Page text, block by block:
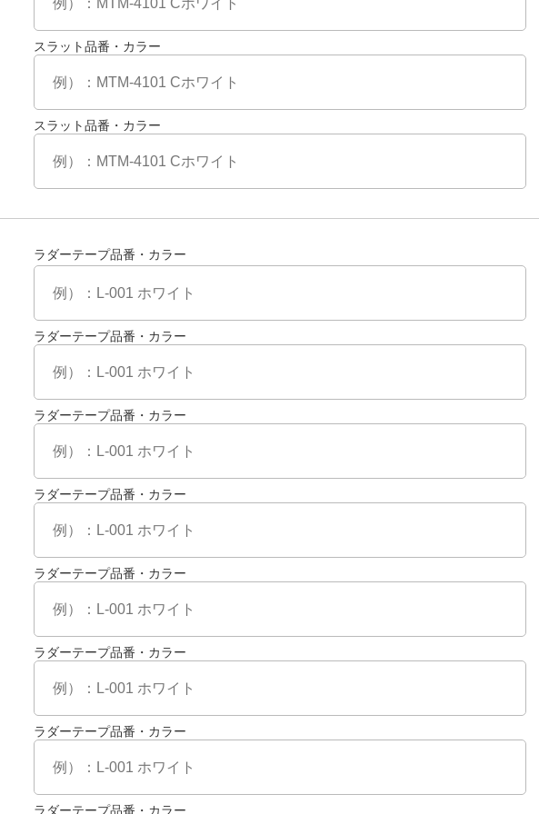
スラット品番・カラー
スラット品番・カラー
ラダーテープ品番・カラー
ラダーテープ品番・カラー
ラダーテープ品番・カラー
ラダーテープ品番・カラー
ラダーテープ品番・カラー
ラダーテープ品番・カラー
ラダーテープ品番・カラー
ラダーテープ品番・カラー